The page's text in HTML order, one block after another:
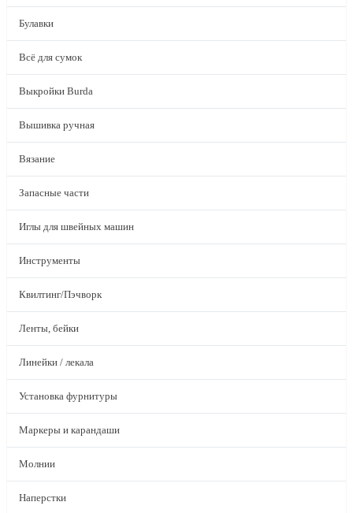
Булавки
Всё для сумок
Выкройки Burda
Вышивка ручная
Вязание
Запасные части
Иглы для швейных машин
Инструменты
Квилтинг/Пэчворк
Ленты, бейки
Линейки / лекала
Установка фурнитуры
Маркеры и карандаши
Молнии
Наперстки